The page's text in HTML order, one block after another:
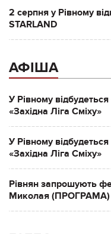
2 серпня у Рівному
STARLAND
АФІША
У Рівному
«Західна Ліга Сміху»
У Рівному
«Західна Ліга Сміху»
Рівнян запрошують
Миколая (ПРОГРАМА)